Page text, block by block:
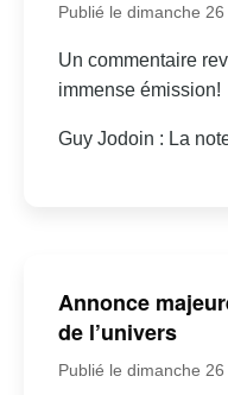
Publié le dimanche
Un commentaire
immense émission!
Guy Jodoin : La
Annonce
de l’univers
Publié le dimanche